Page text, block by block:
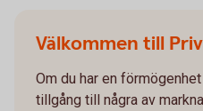
Välkommen till
Om du har en
tillgång till några av